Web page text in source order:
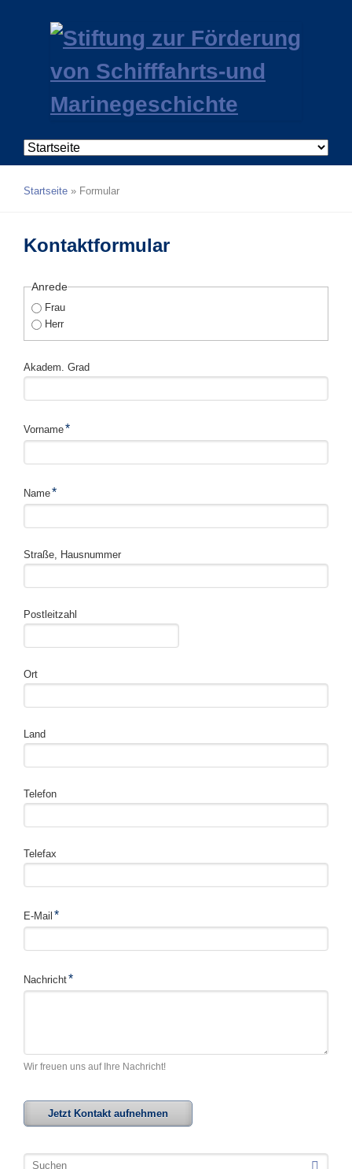
Navigation
überspringen
Startseite» Formular
Kontaktformular
Anrede
Frau
Herr
Akadem. Grad
Pflichtfeld
Vorname*
Pflichtfeld
Name*
Straße, Hausnummer
Postleitzahl
Ort
Land
Telefon
Telefax
Pflichtfeld
E-Mail *
Pflichtfeld
Nachricht*
Wir freuen uns auf Ihre Nachricht!
Jetzt Kontakt aufnehmen